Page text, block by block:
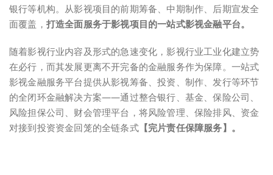
银行等机构。从影视项目的前期筹备、中期制作、后期宣发全
面覆盖， 打造全面服务于影视项目的一站式影视金融平台。
随着影视行业内容及形式的急速变化，影视行业工业化建立势
在必行，而其发展更离不开完备的金融服务作为保障。一站式
影视金融服务平台提供从影视筹备、投资、制作、发行等环节
的全闭环金融解决方案——通过整合银行、基金、保险公司、
风险担保公司、财会管理平台，将风险管理、保险排风、资金
对接到投资资金回笼的全链条式【完片责任保障服务】。